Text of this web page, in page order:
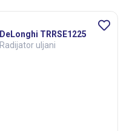
DeLonghi TRRSE1225
Radijator uljani